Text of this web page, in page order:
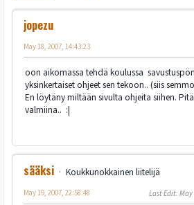
jopezu
May 18, 2007, 14:43:23
oon aikomassa tehdä koulussa
yksinkertaiset ohjeet sen tekoon.. (siis
En löytäny miltään sivulta ohjeita siihen.
valmiina.. :|
sääksi
Koukkunokkainen liitelijä
May 19, 2007, 22:58:48 Last Edit: May